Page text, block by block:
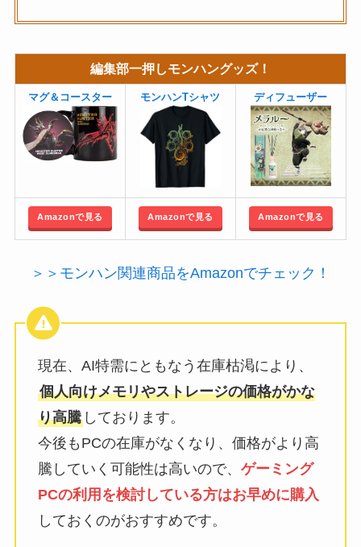
編集部一押しモンハングッズ！
マグ＆コースター モンハンTシャツ ディフューザー
Amazonで見る Amazonで見る Amazonで見る
＞＞モンハン関連商品をAmazonでチェック！
現在、AI特需にともなう在庫枯渇により、
個人向けメモリやストレージの価格がかな
り高騰しております。
今後もPCの在庫がなくなり、価格がより高
騰していく可能性は高いので、 ゲーミング
PCの利用を検討している方はお早めに購入
しておくのがおすすめです。